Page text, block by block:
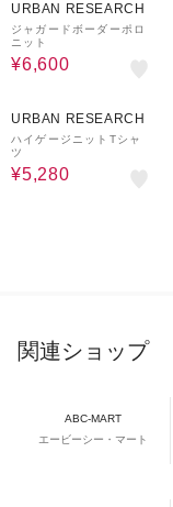
URBAN RESEARCH
ジャガードボーダーポロ
ニット
¥6,600
URBAN RESEARCH
ハイゲージニットTシャ
ツ
¥5,280
関連ショップ
ABC-MART
エービーシー・マート